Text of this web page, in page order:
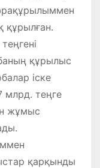
құрылған.
құрылыс
іске
млрд. теңге
жұмыс
қарқынды